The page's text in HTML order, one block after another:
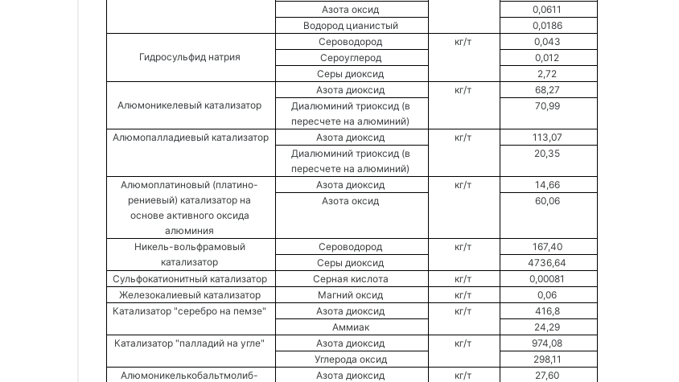
Азота оксид
0,0611
Водород цианистый
0,0186
Сероводород
кг/т
0,043
Гидросульфид натрия
Сероуглерод
0,012
Серы диоксид
2,72
Азота диоксид
кг/т
68,27
Алюмоникелевый катализатор
Диалюминий триоксид (в
пересчете на алюминий)
70,99
Азота диоксид кг/т
113,07
Диалюминий триоксид (в
пересчете на алюминий)
20,35
Алюмоплатиновый (платино- Азота диоксид кг/т
14,66
рениевый) катализатор на
основе активного оксида
алюминия
Азота оксид 60,06
Никель-вольфрамовый Сероводород кг/т
167,40
катализатор
Серы диоксид
4736,64
Серная кислота кг/т
0,00081
Железокалиевый катализатор
Магний оксид кг/т
0,06
Катализатор "серебро на пемзе"
Азота диоксид кг/т
416,8
Аммиак
24,29
Катализатор "палладий на угле"
Азота диоксид кг/т
974,08
Углерода оксид
298,11
Алюмоникелькобальтмолиб-
Азота диоксид кг/т
27,60